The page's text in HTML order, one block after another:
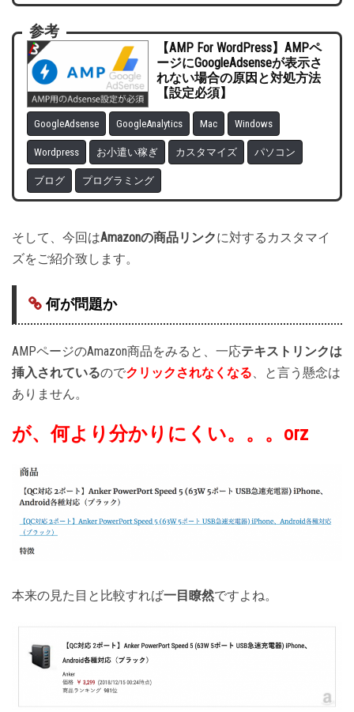
参考
【AMP For WordPress】AMPペ
ージにGoogleAdsenseが表示さ
れない場合の原因と対処方法
【設定必須】
GoogleAdsense GoogleAnalytics Mac Windows
Wordpress お小遣い稼ぎ カスタマイズ パソコン
ブログ プログラミング
そして、今回はAmazonの商品リンクに対するカスタマイ
ズをご紹介致します。
何が問題か
AMPページのAmazon商品をみると、一応テキストリンクは
挿入されているのでクリックされなくなる、と言う懸念は
ありません。
が、何より分かりにくい。。。orz
本来の見た目と比較すれば一目瞭然ですよね。